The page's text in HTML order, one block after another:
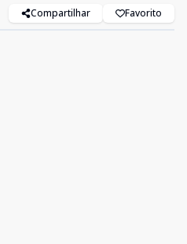
Compartilhar Favorito